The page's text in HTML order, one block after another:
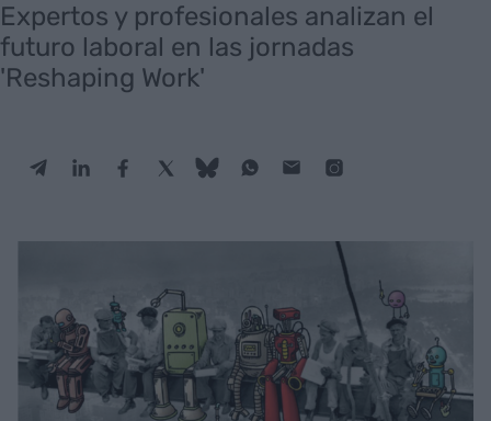
Expertos y profesionales analizan el
futuro laboral en las jornadas
'Reshaping Work'